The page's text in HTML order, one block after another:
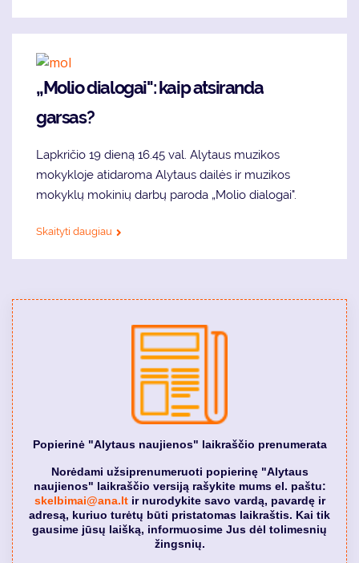
„Molio dialogai": kaip atsiranda
garsas?
Lapkričio 19 dieną 16.45 val. Alytaus muzikos
mokykloje atidaroma Alytaus dailės ir muzikos
mokyklų mokinių darbų paroda „Molio dialogai".
Skaityti daugiau
Popierinė "Alytaus naujienos" laikraščio prenumerata
Norėdami užsiprenumeruoti popierinę "Alytaus
naujienos" laikraščio versiją rašykite mums el. paštu:
skelbimai@ana.ltir nurodykite savo vardą, pavardę ir
adresą, kuriuo turėtų būti pristatomas laikraštis. Kai tik
gausime jūsų laišką, informuosime Jus dėl tolimesnių
žingsnių.